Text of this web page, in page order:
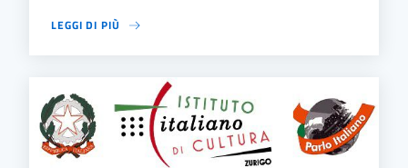
LEGGI DI PIÙ